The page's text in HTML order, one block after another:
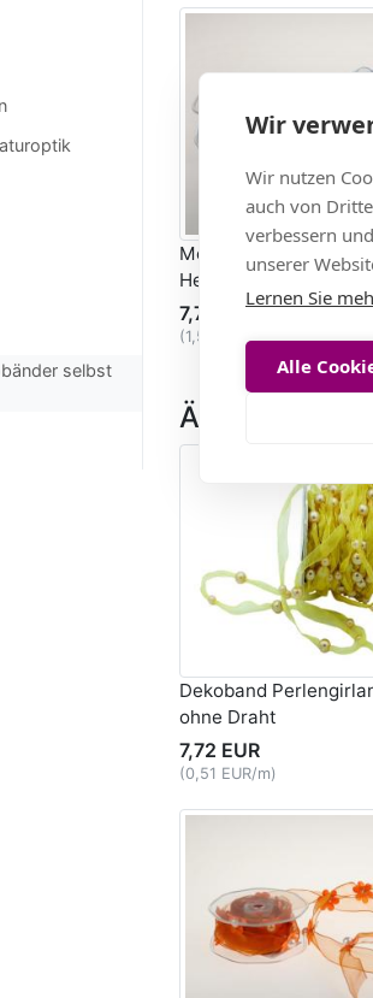
selbst
Motivband
Hellblau mit Draht 25
7,72 EUR
(1,55 EUR/m)
Ähnliche
Dekoband
ohne Draht
7,72 EUR
(0,51 EUR/m)
Wir
Wir nutzen
auch von
verbessern
unserer
Lernen Sie
Alle